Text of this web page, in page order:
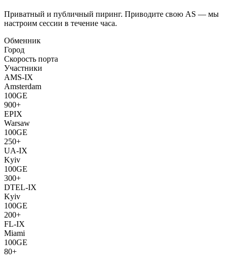
Приватный и публичный пиринг. Приводите свою AS — мы
настроим сессии в течение часа.
Обменник
Город
Скорость порта
Участники
AMS-IX
Amsterdam
100GE
900+
EPIX
Warsaw
100GE
250+
UA-IX
Kyiv
100GE
300+
DTEL-IX
Kyiv
100GE
200+
FL-IX
Miami
100GE
80+